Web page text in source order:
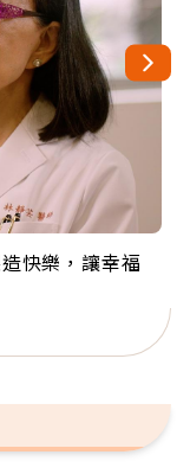
快樂，讓幸福
年 「台灣是我
「蛋黃哥小
休後才開始真
年長羽球選
提琴還登上小